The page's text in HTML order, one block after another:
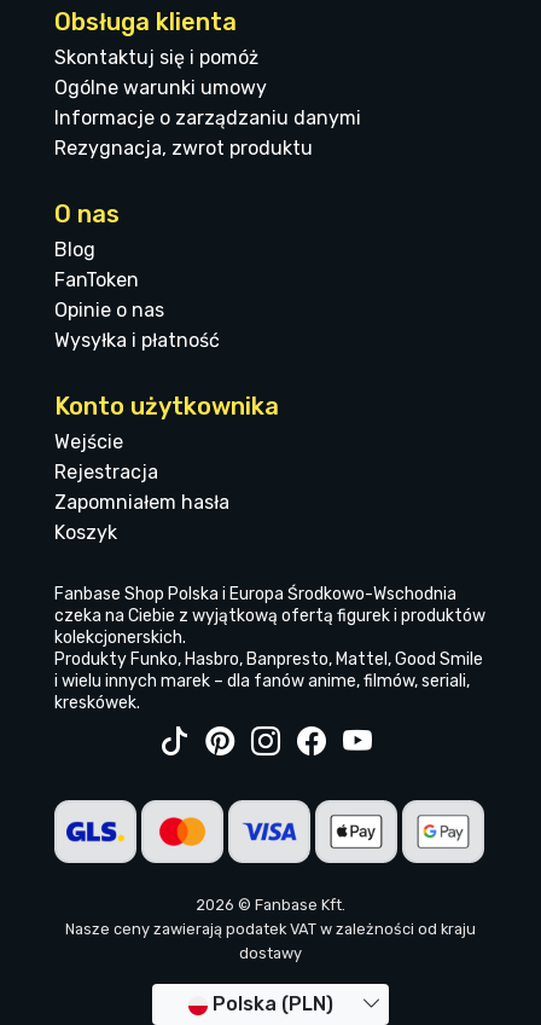
Obsługa klienta
Skontaktuj się i pomóż
Ogólne warunki umowy
Informacje o zarządzaniu danymi
Rezygnacja, zwrot produktu
O nas
Blog
FanToken
Opinie o nas
Wysyłka i płatność
Konto użytkownika
Wejście
Rejestracja
Zapomniałem hasła
Koszyk
Fanbase Shop Polska i Europa Środkowo-Wschodnia
czeka na Ciebie z wyjątkową ofertą figurek i produktów
kolekcjonerskich.
Produkty Funko, Hasbro, Banpresto, Mattel, Good Smile
i wielu innych marek – dla fanów anime, filmów, seriali,
kreskówek.
2026 © Fanbase Kft.
Nasze ceny zawierają podatek VAT w zależności od kraju
dostawy
Polska (PLN)